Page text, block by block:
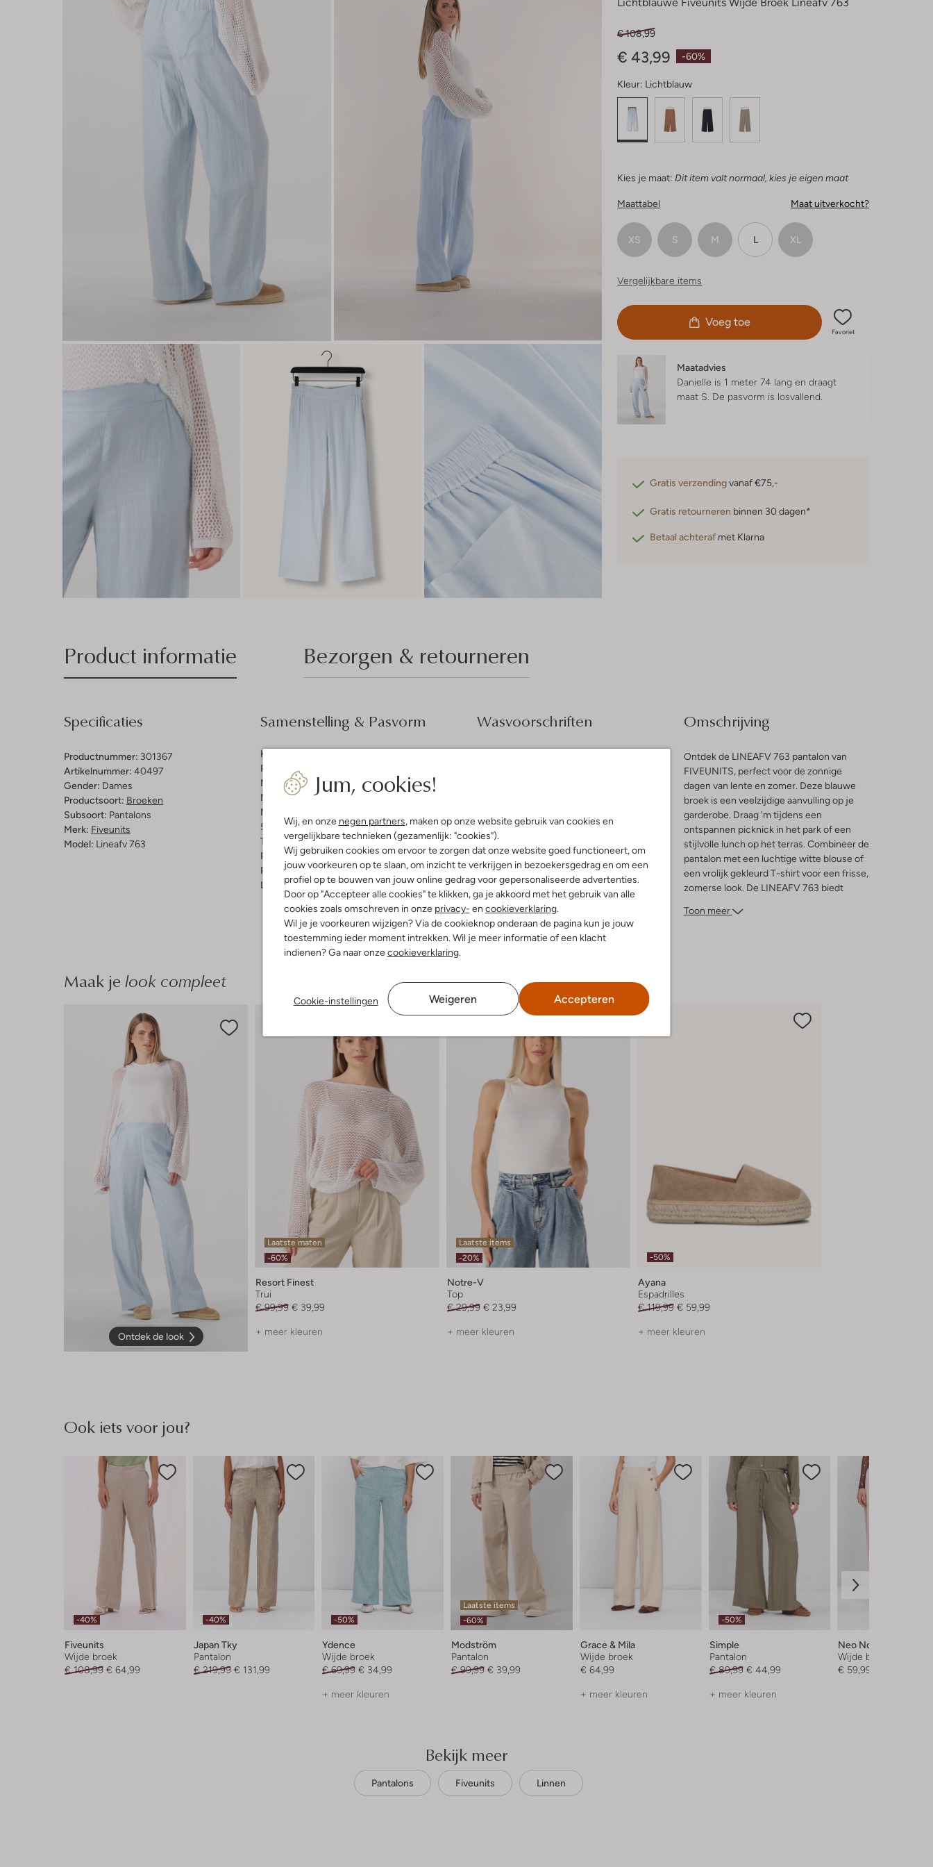
Jum, cookies!
Wij, en onze negen partners, maken op onze website gebruik van cookies en
vergelijkbare technieken (gezamenlijk: "cookies").
Wij gebruiken cookies om ervoor te zorgen dat onze website goed functioneert, om
jouw voorkeuren op te slaan, om inzicht te verkrijgen in bezoekersgedrag en om een
profiel op te bouwen van jouw online gedrag voor gepersonaliseerde advertenties.
Door op "Accepteer alle cookies" te klikken, ga je akkoord met het gebruik van alle
cookies zoals omschreven in onze privacy- en cookieverklaring.
Wil je je voorkeuren wijzigen? Via de cookieknop onderaan de pagina kun je jouw
toestemming ieder moment intrekken. Wil je meer informatie of een klacht
indienen? Ga naar onzecookieverklaring.
Cookie-instellingen Weigeren Accepteren
-60%
€ 108,99
€ 43,99
Kleur: Lichtblauw
Kies je maat: Dit item valt normaal, kies je eigen maat
Maattabel Maat uitverkocht?
XS S M L XL
Vergelijkbare items
Voeg toe
Favoriet
Maatadvies
Danielle is 1 meter 74 lang en draagt
maat S. De pasvorm is losvallend
Gratis verzendingvanaf €75,-
Gratis retourneren binnen 30 dagen*
Betaal achteraf met Klarna
Product informatie Bezorgen & retourneren
Specificaties
Productnummer: 301367
Artikelnummer: 40497
Gender: Dames
Productsoort: Broeken
Subsoort: Pantalons
Merk: Fiveunits
Model: Lineafv 763
Samenstelling & Pasvorm
Kleur:
Patroon:
Materiaal binnenkant:
Katoen
Materiaal:
Linnen
Materiaalpercentages:
55% Linnen, 45% Katoen
Taillehoogte: Hoge Taille
Pasvorm:Losvallend
Pasvorm:Wide
Lengte:Lang
Wasvoorschriften
Gewone chemische reiniging
Omschrijving
Ontdek de LINEAFV 763 pantalon van
FIVEUNITS, perfect voor de zonnige
dagen van lente en zomer. Deze blauwe
broek is een veelzijdige aanvulling op je
garderobe. Draag 'm tijdens een
ontspannen picknick in het park of een
stijlvolle lunch op het terras. Combineer de
pantalon met een luchtige witte blouse of
een vrolijk gekleurd T-shirt voor een frisse,
zomerse look. De LINEAFV 763 biedt
dag doorkomt. Voeg een paar sandalen of
Toon meer
Maak je look compleet
Ontdek de look
Laatste maten
-60%
Resort Finest
Trui
€ 99,99 € 39,99
+ meer kleuren
Laatste items
-20%
Notre-V
Top
€ 29,99 € 23,99
+ meer kleuren
-50%
Ayana
Espadrilles
€ 119,99 € 59,99
+ meer kleuren
Ook iets voor jou?
-40%
Fiveunits
Wijde broek
€ 108,99 € 64,99
-40%
Japan Tky
Pantalon
€ 219,99 € 131,99
-50%
Ydence
Wijde broek
€ 69,99 € 34,99
+ meer kleuren
Laatste items
-60%
Modström
Pantalon
€ 99,99 € 39,99
Grace & Mila
Wijde broek
€ 64,99
+ meer kleuren
-50%
Simple
Pantalon
€ 89,99 € 44,99
+ meer kleuren
Neo Noir
Wijde broek
€ 59,99
Bekijk meer
Pantalons Fiveunits Linnen